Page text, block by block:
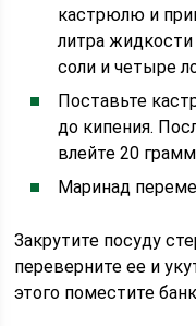
кастрюлю и
литра
соли и четыре
Поставьте
до кипения.
влейте 20
Маринад
Закрутите посуду
переверните ее и
этого поместите